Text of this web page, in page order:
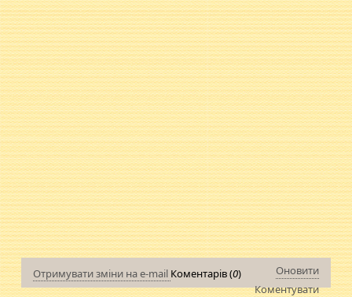
Отримувати зміни на e-mail Коментарів (0)
Оновити
Коментувати